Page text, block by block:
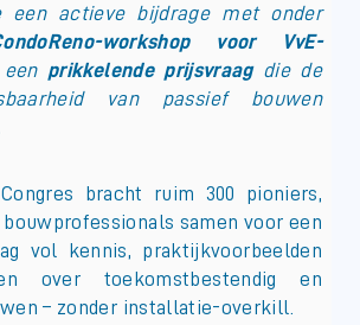
een actieve bijdrage met onder
workshop voor VvE-
prikkelende prijsvraagdie de
van passief bouwen
bracht ruim 300 pioniers,
samen voor een
vol kennis, praktijkvoorbeelden
over toekomstbestendig en
– zonder installatie-overkill.